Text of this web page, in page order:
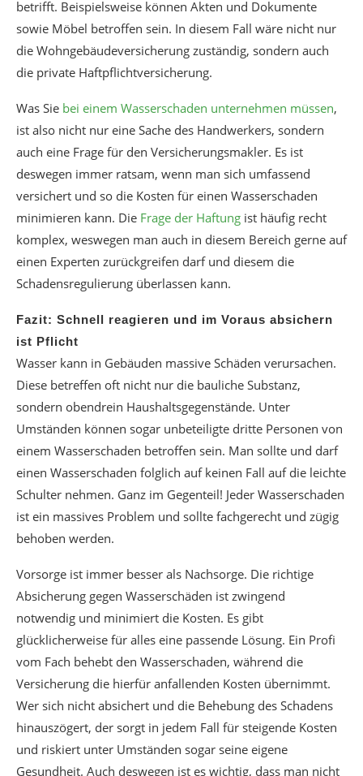
betrifft. Beispielsweise können Akten und Dokumente
sowie Möbel betroffen sein. In diesem Fall wäre nicht nur
die Wohngebäudeversicherung zuständig, sondern auch
die private Haftpflichtversicherung.
Was Sie bei einem Wasserschaden unternehmen müssen,
ist also nicht nur eine Sache des Handwerkers, sondern
auch eine Frage für den Versicherungsmakler. Es ist
deswegen immer ratsam, wenn man sich umfassend
versichert und so die Kosten für einen Wasserschaden
minimieren kann. Die Frage der Haftung ist häufig recht
komplex, weswegen man auch in diesem Bereich gerne auf
einen Experten zurückgreifen darf und diesem die
Schadensregulierung überlassen kann.
Fazit: Schnell reagieren und im Voraus absichern
ist Pflicht
Wasser kann in Gebäuden massive Schäden verursachen.
Diese betreffen oft nicht nur die bauliche Substanz,
sondern obendrein Haushaltsgegenstände. Unter
Umständen können sogar unbeteiligte dritte Personen von
einem Wasserschaden betroffen sein. Man sollte und darf
einen Wasserschaden folglich auf keinen Fall auf die leichte
Schulter nehmen. Ganz im Gegenteil! Jeder Wasserschaden
ist ein massives Problem und sollte fachgerecht und zügig
behoben werden.
Vorsorge ist immer besser als Nachsorge. Die richtige
Absicherung gegen Wasserschäden ist zwingend
notwendig und minimiert die Kosten. Es gibt
glücklicherweise für alles eine passende Lösung. Ein Profi
vom Fach behebt den Wasserschaden, während die
Versicherung die hierfür anfallenden Kosten übernimmt.
Wer sich nicht absichert und die Behebung des Schadens
hinauszögert, der sorgt in jedem Fall für steigende Kosten
und riskiert unter Umständen sogar seine eigene
Gesundheit. Auch deswegen ist es wichtig, dass man nicht